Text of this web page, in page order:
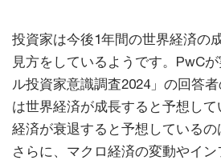
投資家は今後1年間の世界経済の
見方をしているようです。PwC
ル投資家意識調査2024」の回答
は世界経済が成長すると予想し
経済が衰退すると予想しているの
さらに、マクロ経済の変動やイ